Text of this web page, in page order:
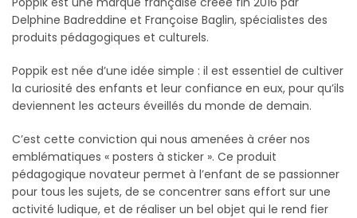
Delphine Badreddine et Françoise Baglin, spécialistes des
produits pédagogiques et culturels.
Poppik est née d’une idée simple : il est essentiel de cultiver
la curiosité des enfants et leur confiance en eux, pour qu’ils
deviennent les acteurs éveillés du monde de demain.
C’est cette conviction qui nous amenées à créer nos
emblématiques « posters à sticker ». Ce produit
pédagogique novateur permet à l’enfant de se passionner
pour tous les sujets, de se concentrer sans effort sur une
activité ludique, et de réaliser un bel objet qui le rend fier